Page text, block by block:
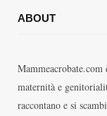
ABOUT
maternità e
raccontano e si